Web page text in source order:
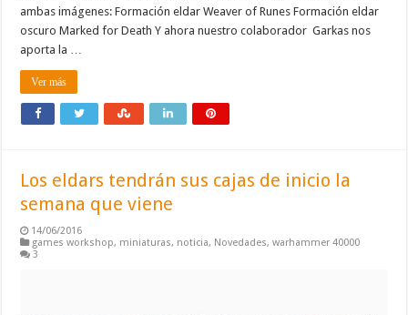
ambas imágenes: Formación eldar Weaver of Runes Formación eldar
oscuro Marked for Death Y ahora nuestro colaborador Garkas nos
aporta la …
Ver más
Los eldars tendrán sus cajas de inicio la
semana que viene
14/06/2016
games workshop, miniaturas, noticia, Novedades,warhammer 40000
3